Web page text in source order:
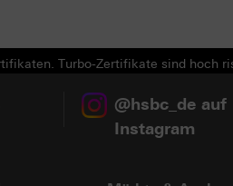
Turbo-Zertifikate sind
@hsbc_de auf
Instagram